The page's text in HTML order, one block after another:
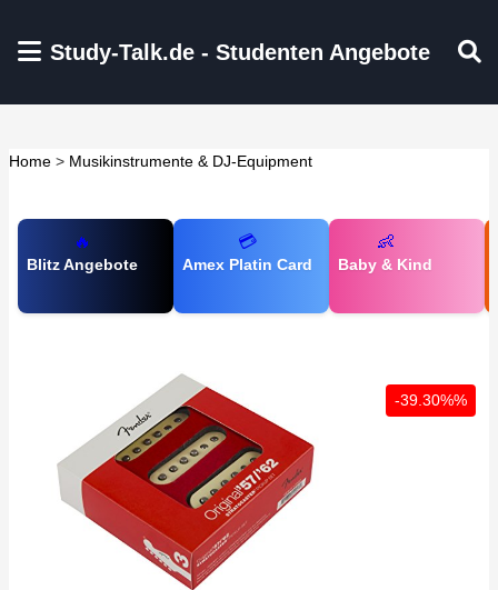
Study-Talk.de - Studenten Angebote
Home > Musikinstrumente & DJ-Equipment
🔥
Blitz Angebote
💳
Amex Platin Card
👶
Baby & Kind
-39.30%%